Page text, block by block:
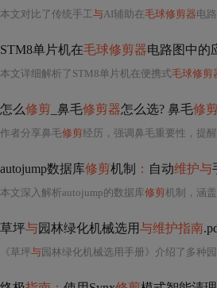
本文对比了传统手工与AI辅助在毛球修剪器电路设计
STM8单片机在毛球修剪器电路图中的
本文详细解析了STM8单片机在便携式毛球修剪
怎么修剪 _鼻毛修剪器怎么选? 鼻毛修
作者分享鼻毛修剪经历，强调鼻毛重要性，提
autojump数据库修剪机制 ： 自动维护与
本文深入解析autojump的数据库修剪机制，涵
草坪与园林绿化机械选用与维护指南
《草坪与园林绿化机械选用手册》介绍了多种